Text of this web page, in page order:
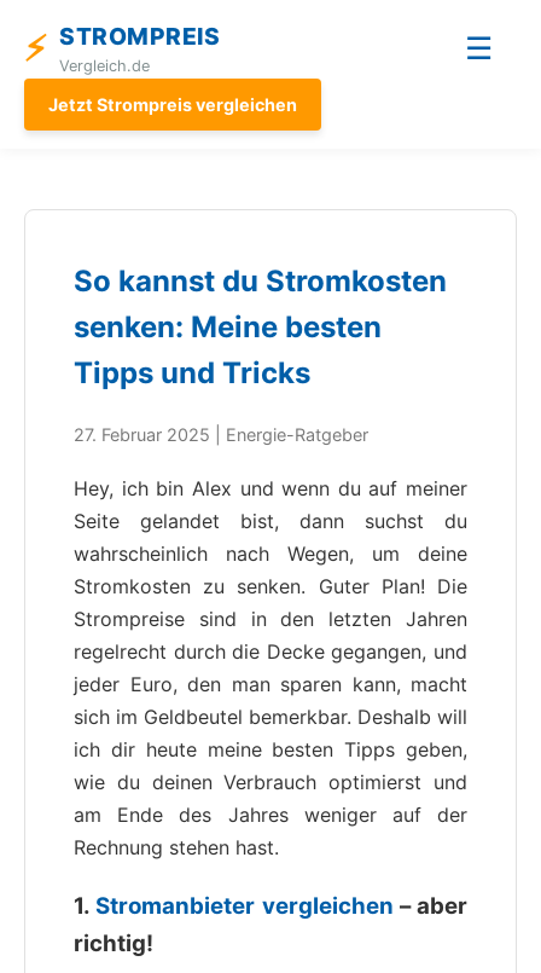
⚡ STROMPREIS
Vergleich.de ☰
Jetzt Strompreis vergleichen
So kannst du Stromkosten
senken: Meine besten
Tipps und Tricks
27. Februar 2025 | Energie-Ratgeber
Hey, ich bin Alex und wenn du auf meiner
Seite gelandet bist, dann suchst du
wahrscheinlich nach Wegen, um deine
Stromkosten zu senken. Guter Plan! Die
Strompreise sind in den letzten Jahren
regelrecht durch die Decke gegangen, und
jeder Euro, den man sparen kann, macht
sich im Geldbeutel bemerkbar. Deshalb will
ich dir heute meine besten Tipps geben,
wie du deinen Verbrauch optimierst und
am Ende des Jahres weniger auf der
Rechnung stehen hast.
1.Stromanbieter vergleichen – aber
richtig!